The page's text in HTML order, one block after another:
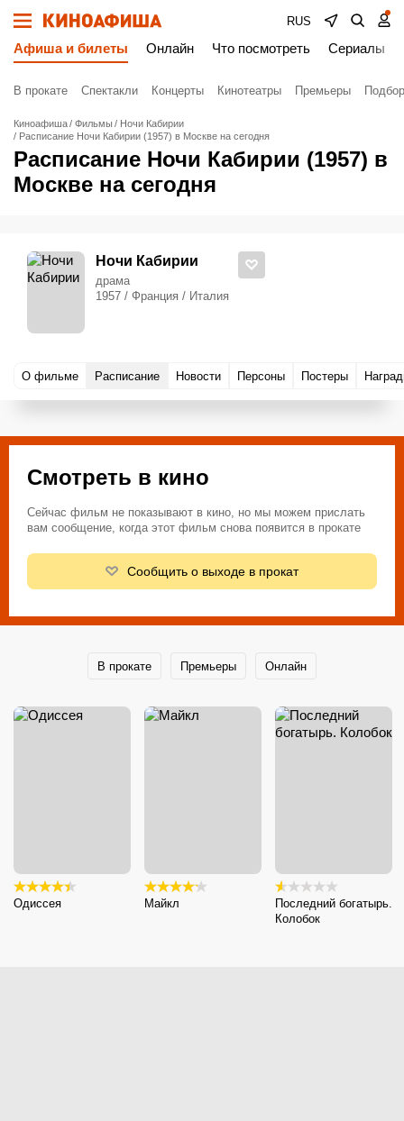
RUS
Афиша и билеты Онлайн Что посмотреть Сериалы
В прокате Спектакли Концерты Кинотеатры Премьеры
Киноафиша Фильмы
Ночи Кабирии
Расписание Ночи Кабирии (1957) в Москве на сегодня
Расписание Ночи Кабирии (1957) в
Москве на сегодня
Ночи Кабирии
драма
1957 / Франция / Италия
О фильме Расписание Новости Персоны Постеры
Смотреть в кино
Сейчас фильм не показывают в кино, но мы можем прислать
вам сообщение, когда этот фильм снова появится в прокате
Сообщить о выходе в прокат
В прокате Премьеры Онлайн
Одиссея Майкл
Последний богатырь.
Колобок